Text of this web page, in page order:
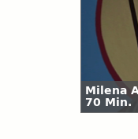
Milena
70 Min.